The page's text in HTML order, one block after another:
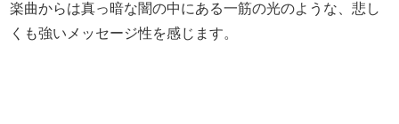
楽曲からは真っ暗な闇の中にある一筋の光のような、悲し
くも強いメッセージ性を感じます。